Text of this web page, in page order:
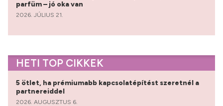
parfüm – jó oka van
2026. JÚLIUS 21.
HETI TOP CIKKEK
5 ötlet, ha prémiumabb kapcsolatépítést szeretnél a
partnereiddel
2026. AUGUSZTUS 6.